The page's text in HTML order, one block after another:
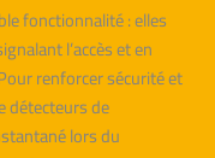
fonctionnalité : elles
l’accès et en
renforcer sécurité et
détecteurs de
lors du